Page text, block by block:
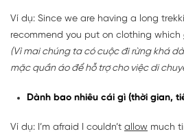
Ví dụ: Since we are having a long
recommend you put on clothing which
(Vì mai chúng ta có cuộc đi rừng khá
mặc quần áo để hỗ trợ cho việc di
Dành bao nhiêu cái gì (thời gian,
Ví dụ: I’m afraid I couldn’t allow much